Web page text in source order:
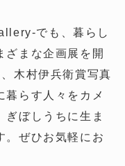
でも、暮らし
ざまな企画展を開
木村伊兵衛賞写真
暮らす人々をカメ
ぼしうちに生ま
。ぜひお気軽にお